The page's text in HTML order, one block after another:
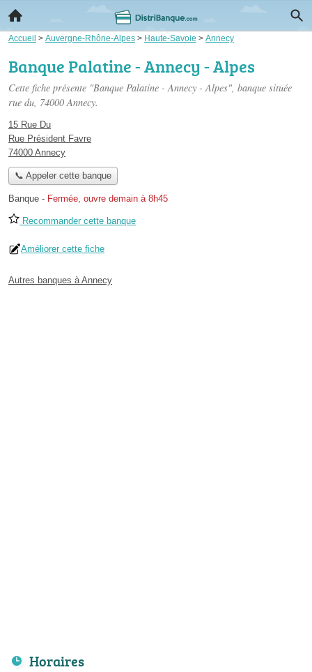
Accueil > Auvergne-Rhône-Alpes > Haute-Savoie > Annecy
Banque Palatine - Annecy - Alpes
Cette fiche présente "Banque Palatine - Annecy - Alpes", banque située
rue du, 74000 Annecy.
15 Rue Du
Rue Président Favre
74000 Annecy
📞 Appeler cette banque
Banque - Fermée, ouvre demain à 8h45
Recommander cette banque
Améliorer cette fiche
Autres banques à Annecy
Horaires